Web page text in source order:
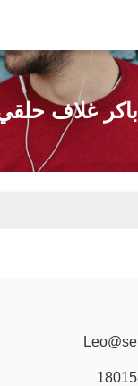
باكر غلاف